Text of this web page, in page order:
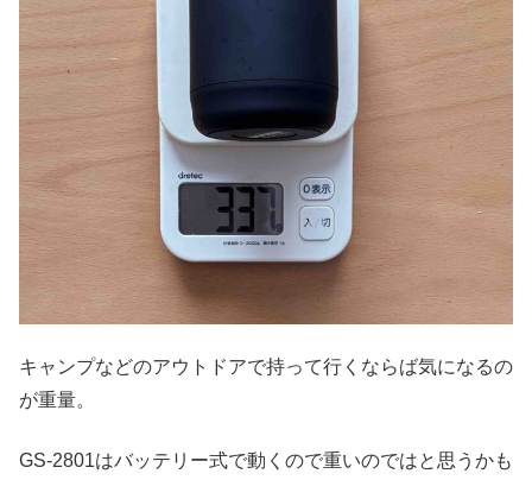
キャンプなどのアウトドアで持って行くならば気になるの
が重量。
GS-2801はバッテリー式で動くので重いのではと思うかも